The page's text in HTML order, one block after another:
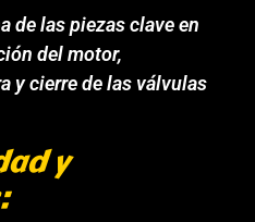
de las piezas clave en
del motor,
y cierre de las válvulas
y